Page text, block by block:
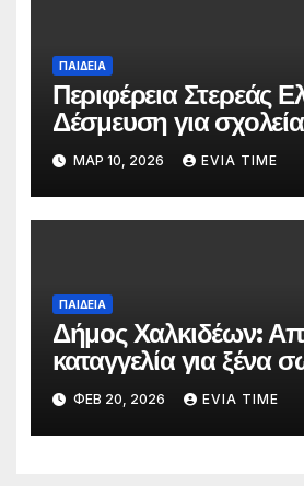
ΠΑΙΔΕΙΑ
Περιφέρεια Στερεάς
Δέσμευση για
με αφορμή την
Ημέρα κατά της
ΜΑΡ 10, 2026 EVIA TIME
ΠΑΙΔΕΙΑ
Δήμος Χαλκιδέων:
καταγγελία για ξένα
τρόφιμα
σταθμών
ΦΕΒ 20, 2026 EVIA TIME